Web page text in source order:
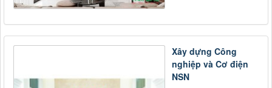
Xây dựng Công
nghiệp và Cơ điện
NSN